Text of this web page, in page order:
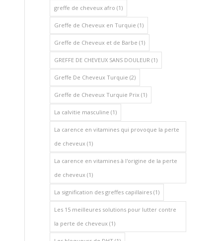
greffe de cheveux afro (1)
Greffe de Cheveux en Turquie (1)
Greffe de Cheveux et de Barbe (1)
GREFFE DE CHEVEUX SANS DOULEUR (1)
Greffe De Cheveux Turquie (2)
Greffe de Cheveux Turquie Prix (1)
La calvitie masculine (1)
La carence en vitamines qui provoque la perte
de cheveux (1)
La carence en vitamines à l'origine de la perte
de cheveux (1)
La signification des greffes capillaires (1)
Les 15 meilleures solutions pour lutter contre
la perte de cheveux (1)